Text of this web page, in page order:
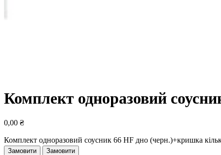
Комплект одноразовий
0,00 ₴
Комплект одноразовий соусник 66 HF дно (черн.)+кришка
Замовити Замовити